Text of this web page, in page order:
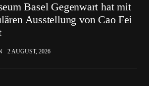
Basel Gegenwart hat mit
Ausstellung von Cao Fei
2 AUGUST, 2026